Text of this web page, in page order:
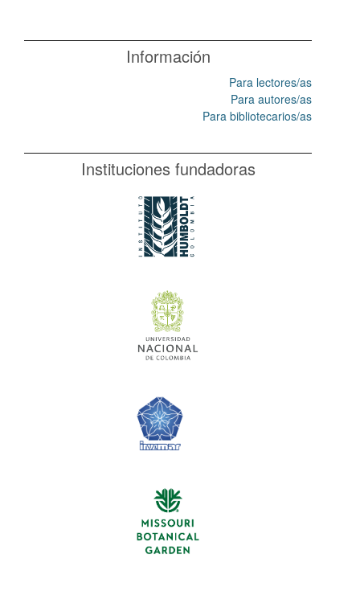
Información
Para lectores/as
Para autores/as
Para bibliotecarios/as
Instituciones fundadoras